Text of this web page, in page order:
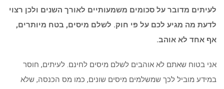
לעיתים מדובר על סכומים משמעותיים לאורך השנים ולכן רצוי
לדעת מה מגיע לכם על פי חוק. לשלם מיסים, בטח מיותרים,
אף אחד לא אוהב.
אני בטוח שאתם לא אוהבים לשלם מיסים לחינם. לעיתים, חוסר
במידע מוביל לכך שמשלמים מיסים שונים, כמו מס הכנסה, שלא